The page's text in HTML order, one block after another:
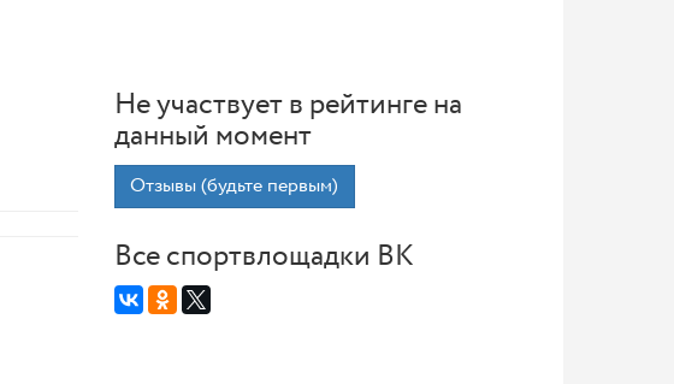
Не участвует в рейтинге на
данный момент
Отзывы (будьте первым)
Все спортвлощадки ВК